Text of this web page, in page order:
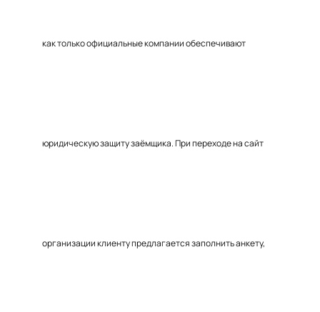
как только официальные компании обеспечивают
юридическую защиту заёмщика. При переходе на сайт
организации клиенту предлагается заполнить анкету,